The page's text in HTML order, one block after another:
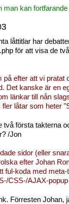
kan fortfarande
låttitlar har
för att visa de
på efter att vi
Det kanske är en
länkar till nån
låtar som heter
två första takterna
/Jon
sidor (eller
efter Johan
ful-koda med
CSS-/AJAX-
Förresten Johan,